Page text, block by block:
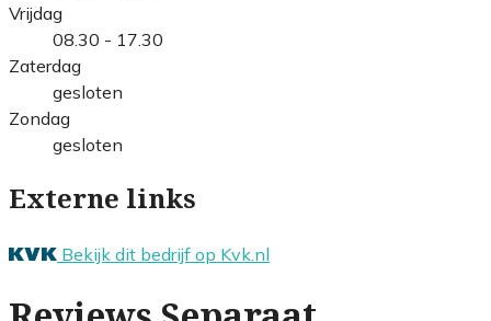
Vrijdag
08.30 - 17.30
Zaterdag
gesloten
Zondag
gesloten
Externe links
Bekijk dit bedrijf op Kvk.nl